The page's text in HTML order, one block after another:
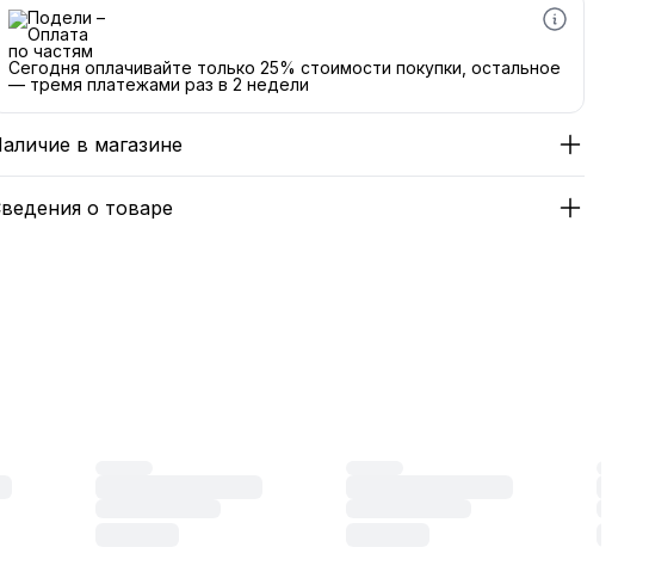
Сегодня оплачивайте только 25% стоимости покупки, остальное
— тремя платежами раз в 2 недели
в магазине
о товаре